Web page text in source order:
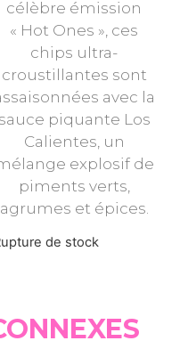
célèbre émission
« Hot Ones », ces
chips ultra-
croustillantes sont
avec la
sauce piquante Los
Calientes, un
explosif de
piments verts,
agrumes et épices.
de stock